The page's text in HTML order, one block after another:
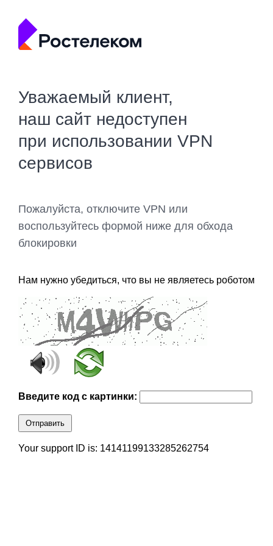
Уважаемый клиент,
наш сайт недоступен
при использовании VPN
сервисов
Пожалуйста, отключите VPN или
воспользуйтесь формой ниже для обхода
блокировки
Нам нужно убедиться, что вы не являетесь роботом
Введите код с картинки:
Отправить
Your support ID is: 14141199133285262754